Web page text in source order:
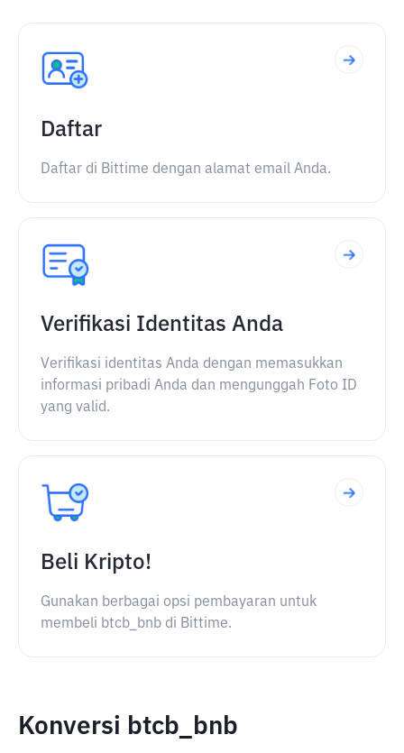
Daftar
Daftar di Bittime dengan alamat email Anda.
Verifikasi Identitas Anda
Verifikasi identitas Anda dengan memasukkan
informasi pribadi Anda dan mengunggah Foto ID
yang valid.
Beli Kripto!
Gunakan berbagai opsi pembayaran untuk
membeli btcb_bnb di Bittime.
Konversi btcb_bnb